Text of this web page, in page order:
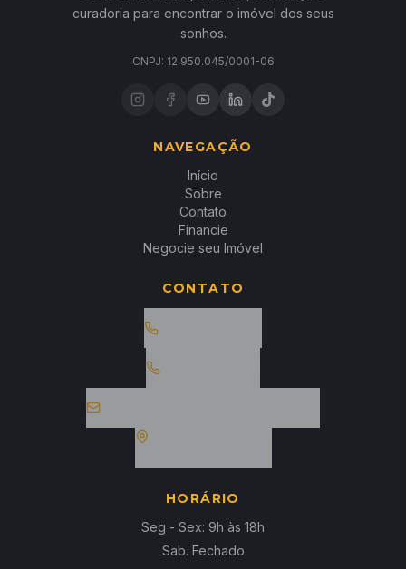
curadoria para encontrar o imóvel dos seus
sonhos.
CNPJ: 12.950.045/0001-06
NAVEGAÇÃO
Início
Sobre
Contato
Financie
Negocie seu Imóvel
CONTATO
HORÁRIO
Seg - Sex: 9h às 18h
Sab. Fechado